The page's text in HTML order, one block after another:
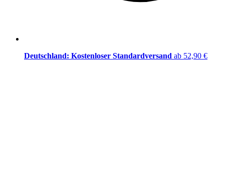
Deutschland: Kostenloser Standardversand ab 52,90 €